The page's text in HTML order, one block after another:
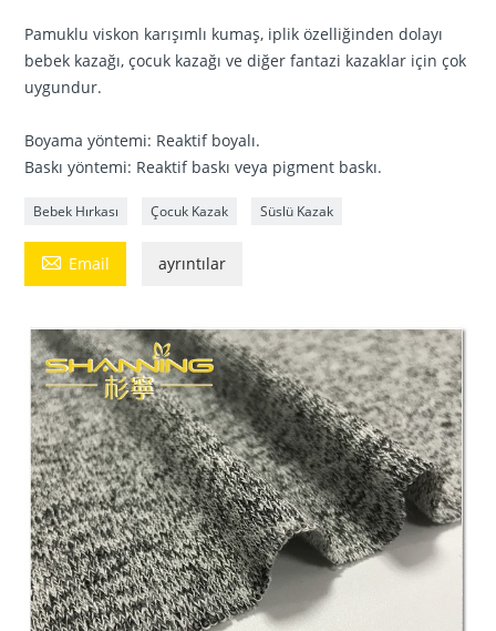
Pamuklu viskon karışımlı kumaş, iplik özelliğinden dolayı
bebek kazağı, çocuk kazağı ve diğer fantazi kazaklar için çok
uygundur.
Boyama yöntemi: Reaktif boyalı.
Baskı yöntemi: Reaktif baskı veya pigment baskı.
Bebek Hırkası Çocuk Kazak Süslü Kazak
 Email ayrıntılar